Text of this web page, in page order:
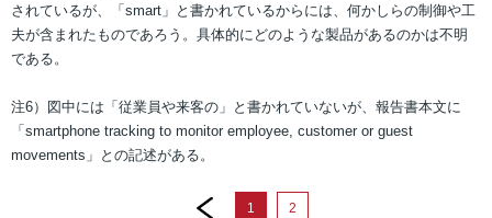
されているが、「smart」と書かれているからには、何かしらの制御や工
夫が含まれたものであろう。具体的にどのような製品があるのかは不明
である。
注6）図中には「従業員や来客の」と書かれていないが、報告書本文に
「smartphone tracking to monitor employee, customer or guest
movements」との記述がある。
prev
1 2